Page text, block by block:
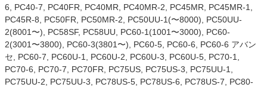
6, PC40-7, PC40FR, PC40MR, PC40MR-2, PC45MR, PC45MR-1,
PC45R-8, PC50FR, PC50MR-2, PC50UU-1(〜8000), PC50UU-
2(8001〜), PC58SF, PC58UU, PC60-1(1001〜3000), PC60-
2(3001〜3800), PC60-3(3801〜), PC60-5, PC60-6, PC60-6 アバン
セ, PC60-7, PC60U-1, PC60U-2, PC60U-3, PC60U-5, PC70-1,
PC70-6, PC70-7, PC70FR, PC75US, PC75US-3, PC75UU-1,
PC75UU-2, PC75UU-3, PC78US-5, PC78US-6, PC78US-7, PC80-